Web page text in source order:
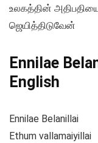
உலகத்தின்
ஜெயித்திடுவேன்
Ennilae
English
Ennilae Belanillai
Ethum vallamaiyillai